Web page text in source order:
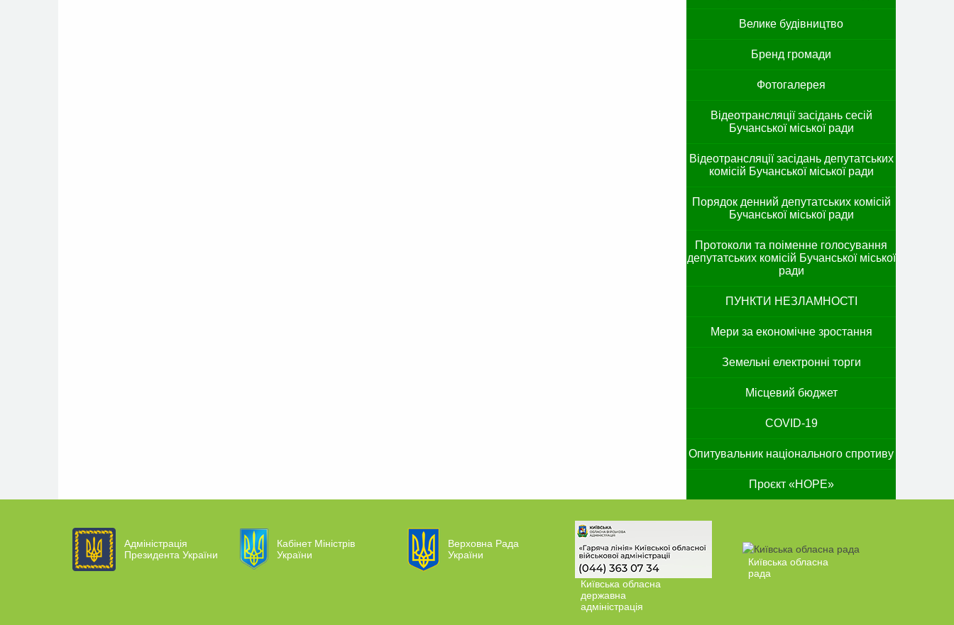
Велике будівництво
Бренд громади
Фотогалерея
Відеотрансляції засідань сесій
Бучанської міської ради
Відеотрансляції засідань депутатських
комісій Бучанської міської ради
Порядок денний депутатських комісій
Бучанської міської ради
Протоколи та поіменне голосування
депутатських комісій Бучанської міської
ради
ПУНКТИ НЕЗЛАМНОСТІ
Мери за економічне зростання
Земельні електронні торги
Місцевий бюджет
COVID-19
Опитувальник національного спротиву
Проєкт «HOPE»
Адміністрація
Президента України
Кабінет Міністрів
України
Верховна Рада
України
Київська обласна
державна
адміністрація
Київська обласна
рада